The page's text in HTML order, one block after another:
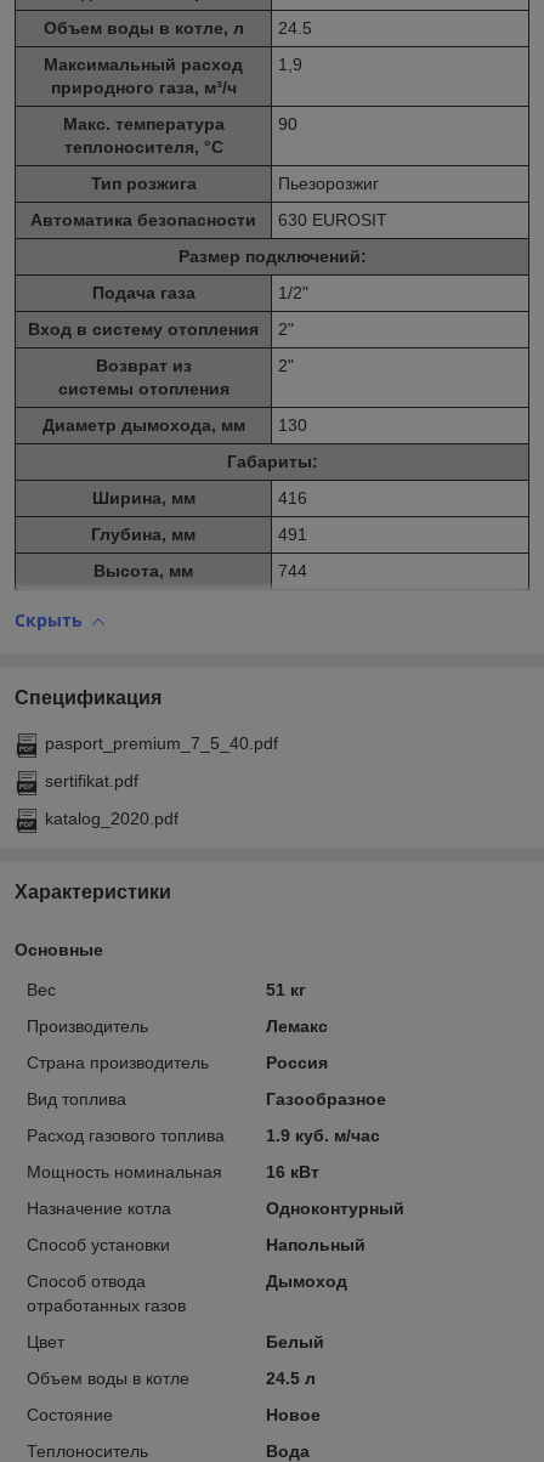
Объем воды в котле, л
24.5
Максимальный расход
природного газа, м³/ч
1,9
Макс. температура
теплоносителя, °C
90
Тип розжига
Пьезорозжиг
Автоматика безопасности
630 EUROSIT
Размер подключений:
Подача газа
1/2"
Вход в систему отопления
2"
Возврат из
системы отопления
2"
Диаметр дымохода, мм
130
Габариты:
Ширина, мм
416
Глубина, мм
491
Высота, мм
744
Скрыть
Спецификация
pasport_premium_7_5_40.pdf
sertifikat.pdf
katalog_2020.pdf
Характеристики
Основные
Вес
51 кг
Производитель
Лемакс
Страна производитель
Россия
Вид топлива
Газообразное
Расход газового топлива
1.9 куб. м/час
Мощность номинальная
16 кВт
Назначение котла
Одноконтурный
Способ установки
Напольный
Способ отвода
отработанных газов
Дымоход
Цвет
Белый
Объем воды в котле
24.5 л
Состояние
Новое
Теплоноситель
Вода